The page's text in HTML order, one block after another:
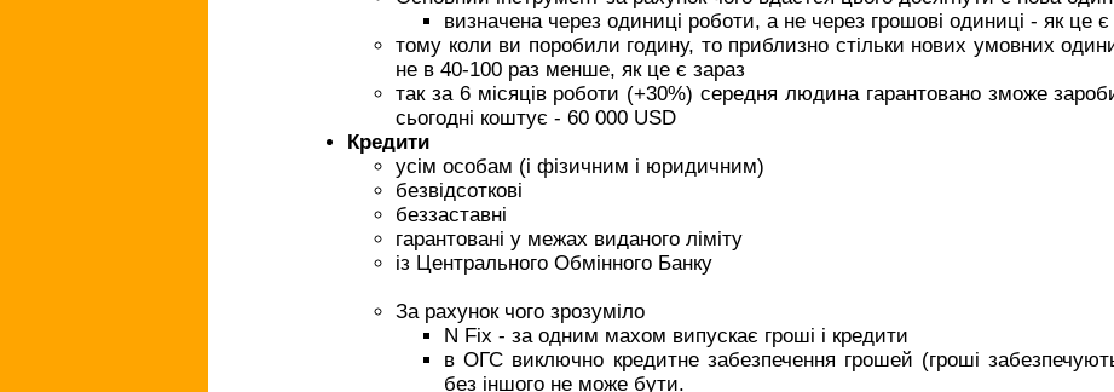
визначена через одиниці роботи, а не через грошові одиниці - як це є
тому коли ви поробили годину, то приблизно стільки нових умовних
не в 40-100 раз менше, як це є зараз
так за 6 місяців роботи (+30%) середня людина гарантовано зможе
сьогодні коштує - 60 000 USD
Кредити
усім особам (і фізичним і юридичним)
безвідсоткові
беззаставні
гарантовані у межах виданого ліміту
із Центрального Обмінного Банку
За рахунок чого зрозуміло
N Fix - за одним махом випускає гроші і кредити
в ОГС виключно кредитне забезпечення грошей (гроші
без іншого не може бути.